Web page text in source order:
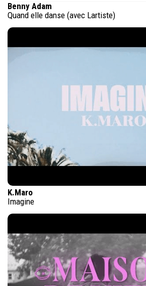
Benny Adam
Quand elle danse (avec Lartiste)
K.Maro
Imagine